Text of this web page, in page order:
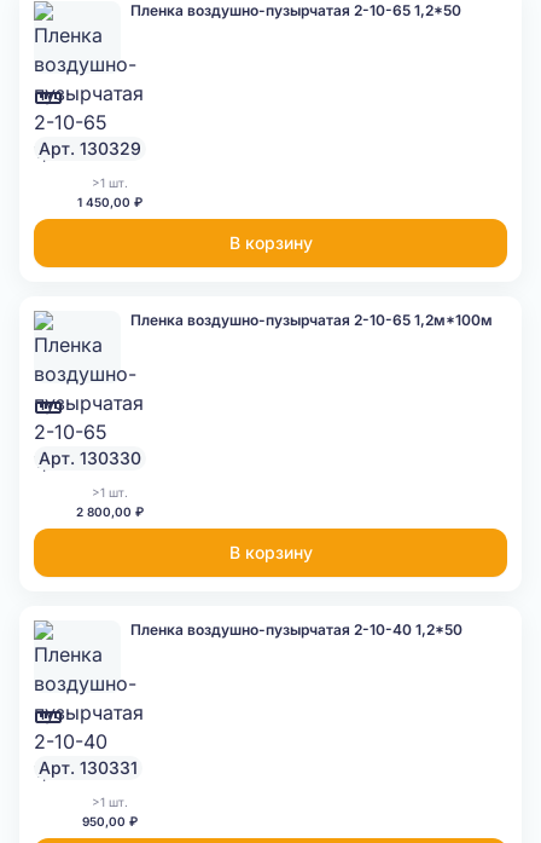
Пленка воздушно-пузырчатая 2-10-65 1,2*50
Арт. 130329
>1 шт.
1 450,00 ₽
В корзину
Пленка воздушно-пузырчатая 2-10-65 1,2м*100м
Арт. 130330
>1 шт.
2 800,00 ₽
В корзину
Пленка воздушно-пузырчатая 2-10-40 1,2*50
Арт. 130331
>1 шт.
950,00 ₽